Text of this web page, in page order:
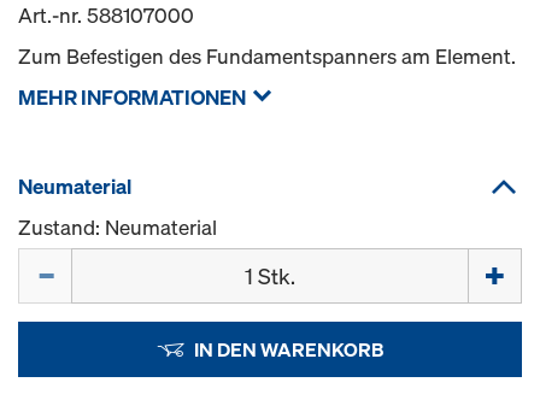
Art.-nr. 588107000
Zum Befestigen des Fundamentspanners am Element.
MEHR INFORMATIONEN
Neumaterial
Zustand: Neumaterial
IN DEN WARENKORB